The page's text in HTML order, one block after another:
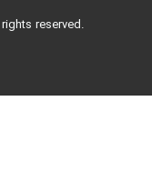
reserved.